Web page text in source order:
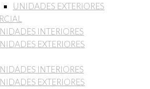
UNIDADES EXTERIORES
INTERIORES
EXTERIORES
INTERIORES
EXTERIORES